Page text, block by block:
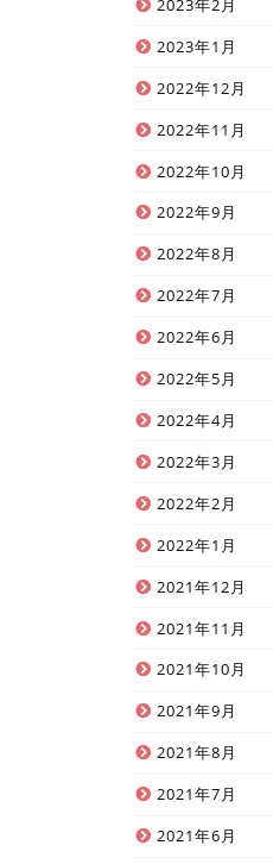
2023年2月
2023年1月
2022年12月
2022年11月
2022年10月
2022年9月
2022年8月
2022年7月
2022年6月
2022年5月
2022年4月
2022年3月
2022年2月
2022年1月
2021年12月
2021年11月
2021年10月
2021年9月
2021年8月
2021年7月
2021年6月